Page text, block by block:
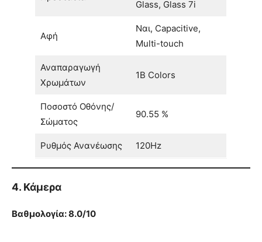
Glass, Glass 7i
Αφή
Ναι, Capacitive,
Multi-touch
Αναπαραγωγή
Χρωμάτων
1B Colors
Ποσοστό Οθόνης/
Σώματος
90.55 %
Ρυθμός Ανανέωσης 120Hz
4. Κάμερα
Βαθμολογία: 8.0/10